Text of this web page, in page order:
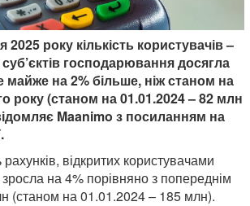
2025 року кількість користувачів –
господарювання досягла
на 2% більше, ніж станом на
року (станом на 01.01.2024 – 82 млн
Maanimo з посиланням на
рахунків, відкритих користувачами
на 4% порівняно з попереднім
(станом на 01.01.2024 – 185 млн).